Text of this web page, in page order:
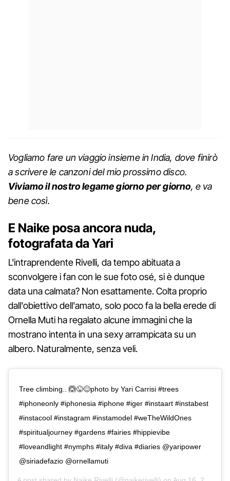
Vogliamo fare un viaggio insieme in India, dove finirò
a scrivere le canzoni del mio prossimo disco.
Viviamo il nostro legame giorno per giorno, e va
bene così.
E Naike posa ancora nuda,
fotografata da Yari
L'intraprendente Rivelli, da tempo abituata a
sconvolgere i fan con le sue foto osé, si è dunque
data una calmata? Non esattamente. Colta proprio
dall'obiettivo dell'amato, solo poco fa la bella erede di
Ornella Muti ha regalato alcune immagini che la
mostrano intenta in una sexy arrampicata su un
albero. Naturalmente, senza veli.
Tree climbing.. 🙆😜😊photo by Yari Carrisi #trees
#iphoneonly #iphonesia #iphone #iger #instaart #instabest
#instacool #instagram #instamodel #weTheWildOnes
#spiritualjourney #gardens #fairies #hippievibe
#loveandlight #nymphs #italy #diva #diaries @yaripower
@siriadefazio @ornellamuti